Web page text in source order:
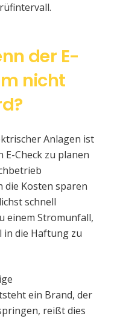
der E-
nicht
Anlagen ist
E-Check zu planen
die Kosten sparen
schnell
einem Stromunfall,
in die Haftung zu
ein Brand, der
reißt dies